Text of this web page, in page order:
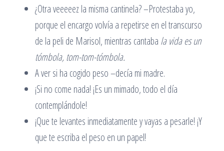
¿Otra veeeeez la misma cantinela? –Protestaba yo,
porque el encargo volvía a repetirse en el transcurso
de la peli de Marisol, mientras cantaba la vida es un
tómbola, tom-tom-tómbola.
A ver si ha cogido peso –decía mi madre.
¡Si no come nada! ¡Es un mimado, todo el día
contemplándole!
¡Que te levantes inmediatamente y vayas a pesarle! ¡Y
que te escriba el peso en un papel!